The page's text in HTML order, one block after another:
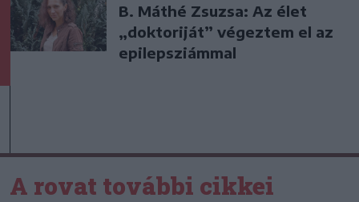
B. Máthé Zsuzsa: Az élet
„doktoriját” végeztem el az
epilepsziámmal
A rovat további cikkei